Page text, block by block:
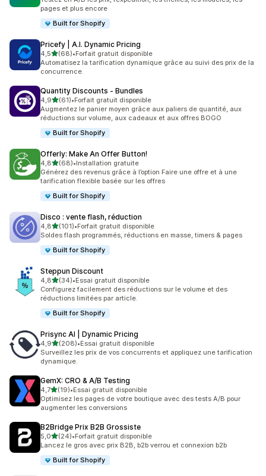
pages et plus encore
Built for Shopify
Pricefy | A.I. Dynamic Pricing
4,5étoile(s) sur 5
(68)
68 avis au total
•Forfait gratuit disponible
Automatisez la tarification dynamique grâce au suivi des prix de la
concurrence.
Quantity Discounts ‑ Bundles
4,9étoile(s) sur 5
(61)
61 avis au total
•Forfait gratuit disponible
Augmentez le panier moyen grâce aux paliers de quantité, aux
réductions sur volume, aux cadeaux et aux offres BOGO
Built for Shopify
Offerly: Make An Offer Button!
4,8étoile(s) sur 5
(68)
68 avis au total
•Installation gratuite
Générez des revenus grâce à l’option Faire une offre et à une
tarification flexible basée sur les offres
Built for Shopify
Disco : vente flash, réduction
4,8étoile(s) sur 5
(101)
101 avis au total
•Forfait gratuit disponible
Soldes flash programmés, réductions en masse, timers & pages
Built for Shopify
Steppun Discount
4,8étoile(s) sur 5
(34)
34 avis au total
•Essai gratuit disponible
Configurez facilement des réductions sur le volume et des
réductions limitées par article.
Built for Shopify
Prisync AI | Dynamic Pricing
4,9étoile(s) sur 5
(208)
208 avis au total
•Essai gratuit disponible
Surveillez les prix de vos concurrents et appliquez une tarification
dynamique.
GemX: CRO & A/B Testing
4,7étoile(s) sur 5
(19)
19 avis au total
•Essai gratuit disponible
Optimisez les pages de votre boutique avec des tests A/B pour
augmenter les conversions
B2Bridge Prix B2B Grossiste
5,0étoile(s) sur 5
(24)
24 avis au total
•Forfait gratuit disponible
Lancez le gros avec prix B2B, b2b verrou et connexion b2b
Built for Shopify